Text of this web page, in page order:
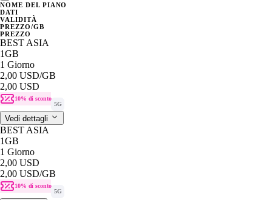
NOME DEL PIANO
DATI
VALIDITÀ
PREZZO/GB
PREZZO
BEST ASIA
1GB
1 Giorno
2,00 USD/GB
2,00 USD
10% di sconto
5G
Vedi dettagli
BEST ASIA
1GB
1 Giorno
2,00 USD
2,00 USD/GB
10% di sconto
5G